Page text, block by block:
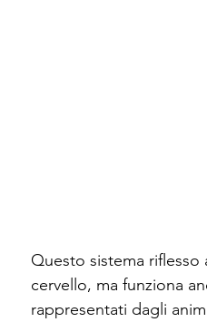
Questo sistema
cervello, ma funziona
rappresentati dagli